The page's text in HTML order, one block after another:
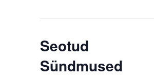
Seotud
Sündmused